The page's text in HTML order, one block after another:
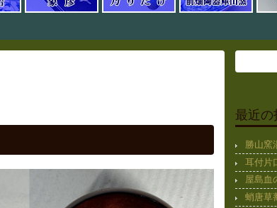
最近の
勝山窯
耳付片
屋島血
蛸唐草